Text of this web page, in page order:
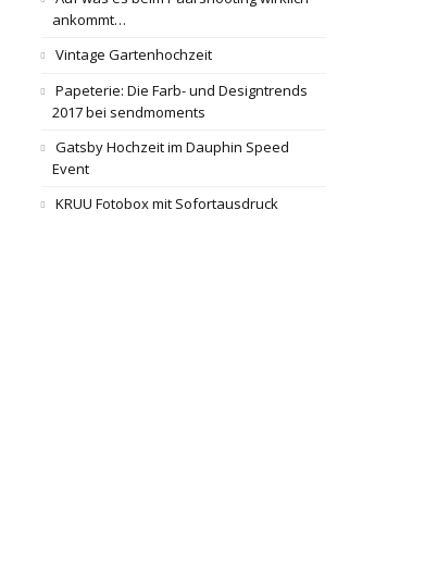
ankommt…
Vintage Gartenhochzeit
Papeterie: Die Farb- und Designtrends
2017 bei sendmoments
Gatsby Hochzeit im Dauphin Speed
Event
KRUU Fotobox mit Sofortausdruck